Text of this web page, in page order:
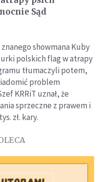
Sąd
showmana Kuby
polskich flag w atrapy
tłumaczyli potem,
problem
KRRiT uznał, że
sprzeczne z prawem i
zł. kary.